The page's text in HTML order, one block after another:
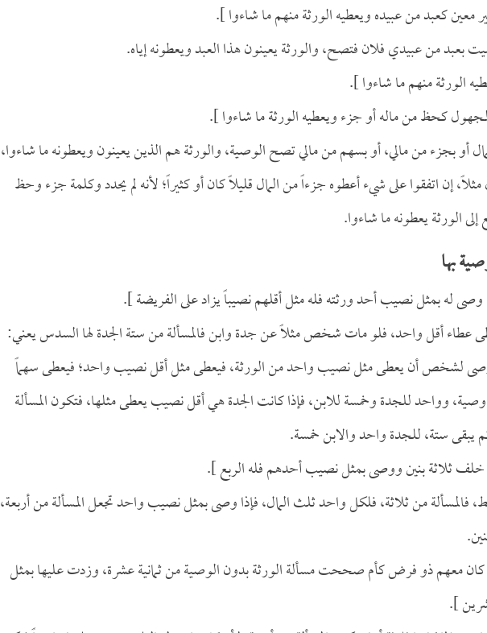
معين كعبد من عبيده ويعطيه الورثة منهم ما شاءوا ].
من عبيدي فلان فتصح، والورثة يعينون هذا العبد ويعطونه إياه.
الورثة منهم ما شاءوا ].
كحظ من ماله أو جزء ويعطيه الورثة ما شاءوا ].
بجزء من مالي، أو بسهم من مالي تصح الوصية، والورثة هم الذين يعينون ويعطونه ما شاءوا،
إن اتفقوا على شيء أعطوه جزءاً من المال قليلاً كان أو كثيراً؛ لأنه لم يحدد وكلمة جزء وحظ
الورثة يعطونه ما شاءوا.
بها
وصى له بمثل نصيب أحد ورثته فله مثل أقلهم نصيباً يزاد على الفريضة ].
أقل واحد، فلو مات شخص مثلاً عن جدة وابن فالمسألة من ستة الجدة لها السدس يعني:
لشخص أن يعطى مثل نصيب واحد من الورثة، فيعطى مثل أقل نصيب واحد؛ فيعطى سهماً
وواحد للجدة وخمسة للابن، فإذا كانت الجدة هي أقل نصيب يعطى مثلها، فتكون المسألة
ستة، للجدة واحد والابن خمسة.
خلف ثلاثة بنين ووصى بمثل نصيب أحدهم فله الربع ].
من ثلاثة، فلكل واحد ثلث المال، فإذا وصى بمثل نصيب واحد تجعل المسألة من أربعة،
كان معهم ذو فرض كأم صححت مسألة الورثة بدون الوصية من ثمانية عشرة، وزدت عليها بمثل
].